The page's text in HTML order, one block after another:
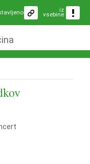
iz
vsebine